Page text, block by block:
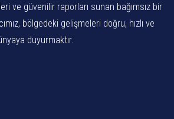
ve güvenilir raporları sunan bağımsız bir
bölgedeki gelişmeleri doğru, hızlı ve
duyurmaktır.